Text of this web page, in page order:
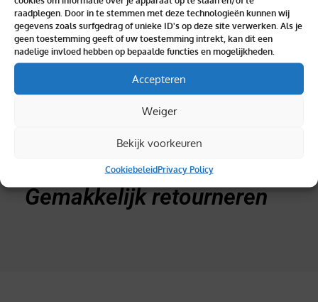
raadplegen. Door in te stemmen met deze technologieën kunnen wij
gegevens zoals surfgedrag of unieke ID's op deze site verwerken. Als je
geen toestemming geeft of uw toestemming intrekt, kan dit een
nadelige invloed hebben op bepaalde functies en mogelijkheden.
Accepteren
Weiger
Bekijk voorkeuren
CookiebeleidPrivacy Policy
Binnen 2 dagen geleverd
Topkwaliteit verzekerd
Gemakkelijk retourneren